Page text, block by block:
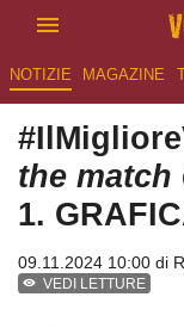
NOTIZIE MAGAZINE
the match
1.
09.11.2024 10:00 di
VEDI LETTURE